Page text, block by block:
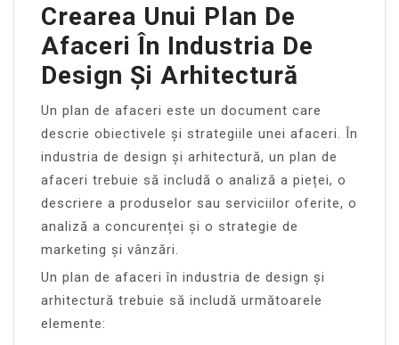
Crearea Unui Plan De
Afaceri În Industria De
Design Și Arhitectură
Un plan de afaceri este un document care
descrie obiectivele și strategiile unei afaceri. În
industria de design și arhitectură, un plan de
afaceri trebuie să includă o analiză a pieței, o
descriere a produselor sau serviciilor oferite, o
analiză a concurenței și o strategie de
marketing și vânzări.
Un plan de afaceri în industria de design și
arhitectură trebuie să includă următoarele
elemente: